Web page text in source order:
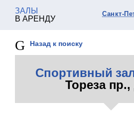
ЗАЛЫ
В АРЕНДУ
Санкт-
Назад к поиску
Спортивный
Тореза пр.,